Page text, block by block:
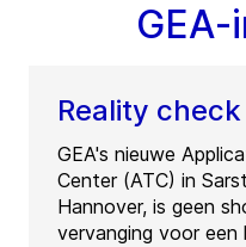
Reality
GEA's nieuwe
Center (ATC) in
Hannover, is geen
vervanging voor